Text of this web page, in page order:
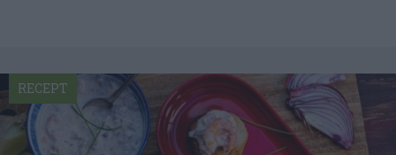
RECEPT